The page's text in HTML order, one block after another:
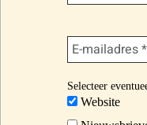
Selecteer
Website